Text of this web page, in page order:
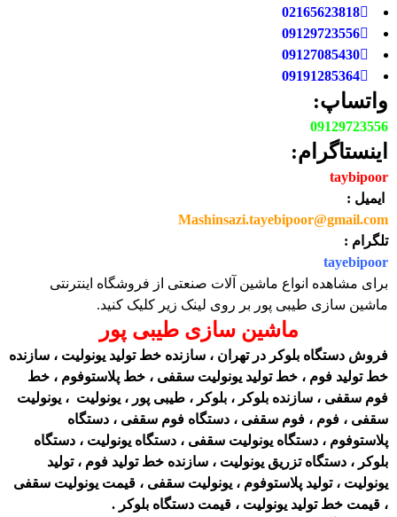
02165623818
09129723556
09127085430
09191285364
واتساپ:
09129723556
اینستاگرام:
taybipoor
ایمیل :
Mashinsazi.tayebipoor@gmail.com
تلگرام :
tayebipoor
برای مشاهده انواع ماشین آلات صنعتی از فروشگاه اینترنتی
ماشین سازی طیبی پور بر روی لینک زیر کلیک کنید.
ماشین سازی طیبی پور
فروش دستگاه بلوکر در تهران ، سازنده خط تولید یونولیت ، سازنده
خط تولید فوم ، خط تولید یونولیت سقفی ، خط پلاستوفوم ، خط
فوم سقفی ، سازنده بلوکر ، بلوکر ، طیبی پور ، یونولیت ، یونولیت
سقفی ، فوم ، فوم سقفی ، دستگاه فوم سقفی ، دستگاه
پلاستوفوم ، دستگاه یونولیت سقفی ، دستگاه یونولیت ، دستگاه
بلوکر ، دستگاه تزریق یونولیت ، سازنده خط تولید فوم ، تولید
یونولیت ، تولید پلاستوفوم ، یونولیت سقفی ، قیمت یونولیت سقفی
، قیمت خط تولید یونولیت ، قیمت دستگاه بلوکر .